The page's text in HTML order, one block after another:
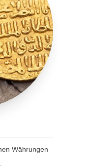
Währungen